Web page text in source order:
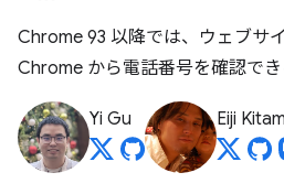
Chrome 93 以降では、ウェブサ
Chrome から電話番号を確認でき
Yi Gu Eiji